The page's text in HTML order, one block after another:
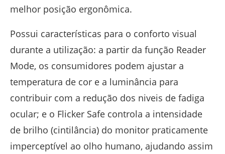
melhor posição ergonômica.
Possui características para o conforto visual
durante a utilização: a partir da função Reader
Mode, os consumidores podem ajustar a
temperatura de cor e a luminância para
contribuir com a redução dos niveis de fadiga
ocular; e o Flicker Safe controla a intensidade
de brilho (cintilância) do monitor praticamente
imperceptível ao olho humano, ajudando assim